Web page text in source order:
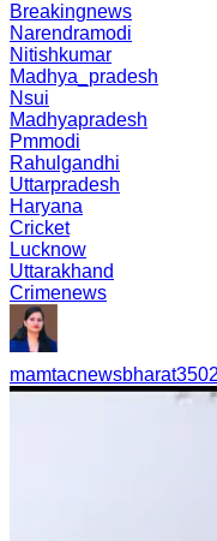
Breakingnews
Narendramodi
Nitishkumar
Madhya_pradesh
Nsui
Madhyapradesh
Pmmodi
Rahulgandhi
Uttarpradesh
Haryana
Cricket
Lucknow
Uttarakhand
Crimenews
mamtacnewsbharat3502